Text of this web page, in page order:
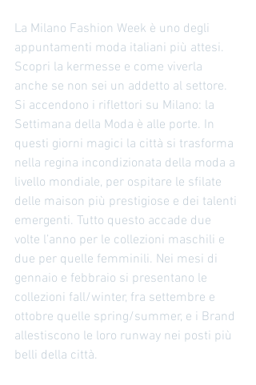
Corsi pratici e teorici Esperienze sul
campo Consulenze
La Milano Fashion Week è uno degli
appuntamenti moda italiani più attesi.
Scopri la kermesse e come viverla
anche se non sei un addetto al settore.
Si accendono i riflettori su Milano: la
Settimana della Moda è alle porte. In
questi giorni magici la città si trasforma
nella regina incondizionata della moda a
livello mondiale, per ospitare le sfilate
delle maison più prestigiose e dei talenti
emergenti. Tutto questo accade due
volte l’anno per le collezioni maschili e
due per quelle femminili. Nei mesi di
gennaio e febbraio si presentano le
collezioni fall/winter, fra settembre e
ottobre quelle spring/summer, e i Brand
allestiscono le loro runway nei posti più
belli della città.